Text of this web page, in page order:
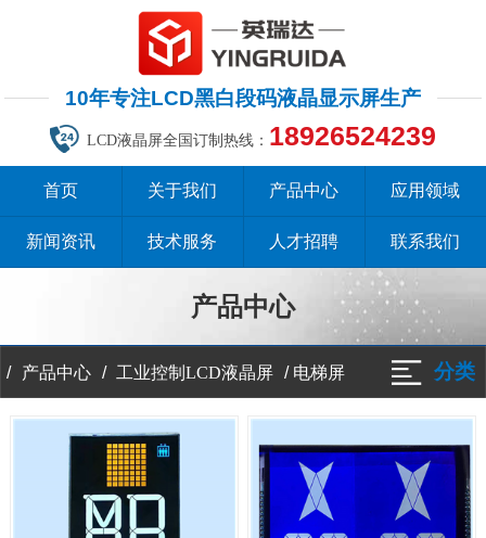
10年专注LCD黑白段码液晶显示屏生产
LCD液晶屏全国订制热线： 18926524239
首页 关于我们 产品中心 应用领域
新闻资讯 技术服务 人才招聘 联系我们
产品中心
/ 产品中心 / 工业控制LCD液晶屏 / 电梯屏 分类